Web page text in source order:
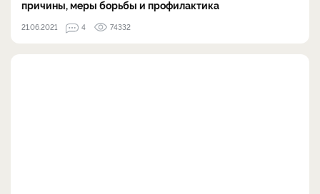
причины, меры борьбы и профилактика
21.06.2021 4 74332